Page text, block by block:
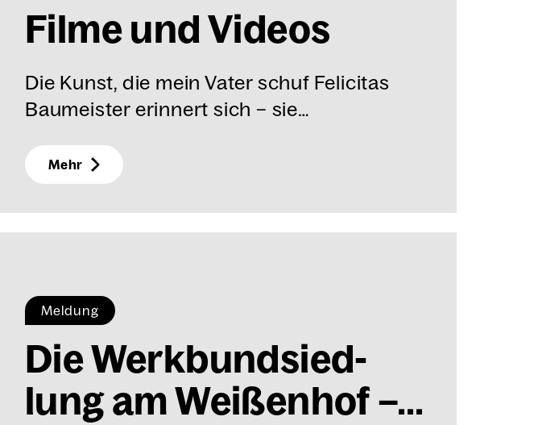
Fil­me und Vide­os
Die Kunst, die mein Vater schuf Felicitas
Baumeister erinnert sich – sie…
Mehr
Meldung
Die Werk­bund­sied­
lung am Wei­ßen­hof –...